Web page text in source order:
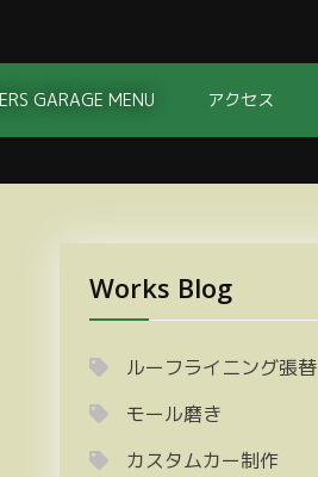
GARAGE MENU アクセス
Works Blog
ルーフライニング張替
モール磨き
カスタムカー制作